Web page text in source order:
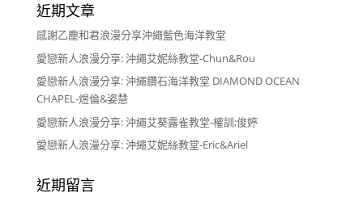
近期文章
感謝乙塵和君浪漫分享沖繩藍色海洋教堂
愛戀新人浪漫分享: 沖繩艾妮絲教堂-Chun&Rou
愛戀新人浪漫分享: 沖繩鑽石海洋教堂 DIAMOND OCEAN
CHAPEL-煜倫&姿慧
愛戀新人浪漫分享: 沖繩艾葵露雀教堂-權訓;俊婷
愛戀新人浪漫分享: 沖繩艾妮絲教堂-Eric&Ariel
近期留言